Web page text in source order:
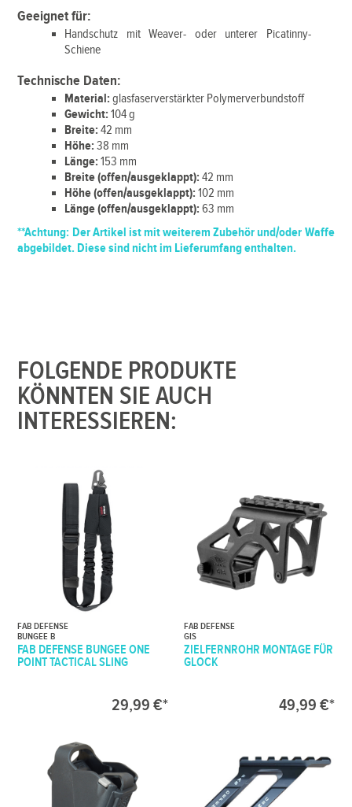
Geeignet für:
Handschutz mit Weaver- oder unterer Picatinny-
Schiene
Technische Daten:
Material: glasfaserverstärkter Polymerverbundstoff
Gewicht:104 g
Breite: 42 mm
Höhe:38 mm
Länge:153 mm
Breite (offen/ausgeklappt): 42 mm
Höhe (offen/ausgeklappt):102 mm
Länge (offen/ausgeklappt):63 mm
**Achtung: Der Artikel ist mit weiterem Zubehör und/oder Waffe
abgebildet. Diese sind nicht im Lieferumfang enthalten.
FOLGENDE PRODUKTE
KÖNNTEN SIE AUCH
INTERESSIEREN:
FAB DEFENSE
BUNGEE B
FAB DEFENSE BUNGEE ONE
POINT TACTICAL SLING
29,99 €*
FAB DEFENSE
GIS
ZIELFERNROHR MONTAGE FÜR
GLOCK
49,99 €*